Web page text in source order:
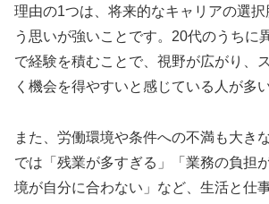
理由の1つは、将来的なキャリアの選
う思いが強いことです。20代のうちに
で経験を積むことで、視野が広がり、
く機会を得やすいと感じている人が多い
また、労働環境や条件への不満も大き
では「残業が多すぎる」「業務の負担
境が自分に合わない」など、生活と仕